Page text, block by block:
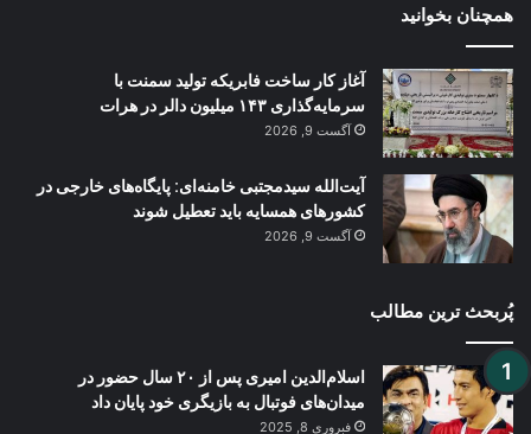
همچنان بخوانید
آغاز کار ساخت فابریکه تولید سمنت با
سرمایه‌گذاری ۱۴۳ میلیون دالر در هرات
آگست 9, 2026
آیت‌الله سیدمجتبی خامنه‌ای: پایگاه‌های خارجی در
کشورهای همسایه باید تعطیل شوند
آگست 9, 2026
پُربحث ترین مطالب
اسلام‌الدین امیری پس از ۲۰ سال حضور در
میدان‌های فوتبال به بازیگری خود پایان داد
فبروری 8, 2025